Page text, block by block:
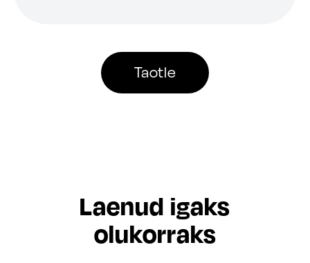
Taotle
Laenud igaks
olukorraks